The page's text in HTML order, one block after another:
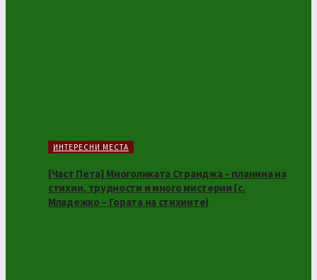
ИНТЕРЕСНИ МЕСТА
[Част Пета] Многоликата Странджа – планина на
стихии, трудности и много мистерии (с.
Младежко – Гората на стихиите)